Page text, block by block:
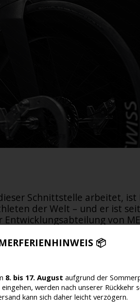
Schnittstelle arbeitet,
der Welt – und er ist
von
auf dem Rad, wenn
📦
8. bis 17. August aufgrund der
werden nach unserer Rückkehr
kann sich daher leicht verzögern.